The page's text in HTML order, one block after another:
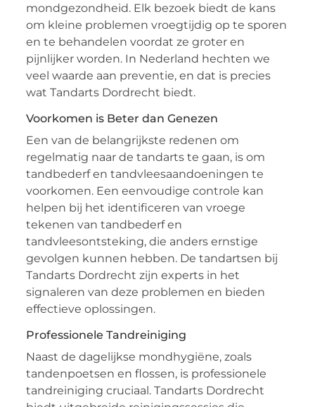
mondgezondheid. Elk bezoek biedt de kans
om kleine problemen vroegtijdig op te sporen
en te behandelen voordat ze groter en
pijnlijker worden. In Nederland hechten we
veel waarde aan preventie, en dat is precies
wat Tandarts Dordrecht biedt.
Voorkomen is Beter dan Genezen
Een van de belangrijkste redenen om
regelmatig naar de tandarts te gaan, is om
tandbederf en tandvleesaandoeningen te
voorkomen. Een eenvoudige controle kan
helpen bij het identificeren van vroege
tekenen van tandbederf en
tandvleesontsteking, die anders ernstige
gevolgen kunnen hebben. De tandartsen bij
Tandarts Dordrecht zijn experts in het
signaleren van deze problemen en bieden
effectieve oplossingen.
Professionele Tandreiniging
Naast de dagelijkse mondhygiëne, zoals
tandenpoetsen en flossen, is professionele
tandreiniging cruciaal. Tandarts Dordrecht